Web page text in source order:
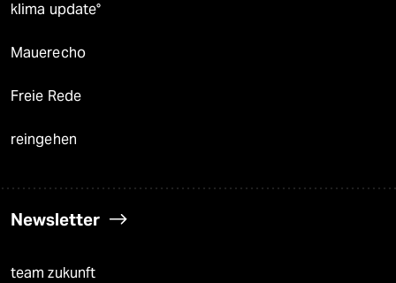
klima update°
Mauerecho
Freie Rede
reingehen
Newsletter
team zukunft